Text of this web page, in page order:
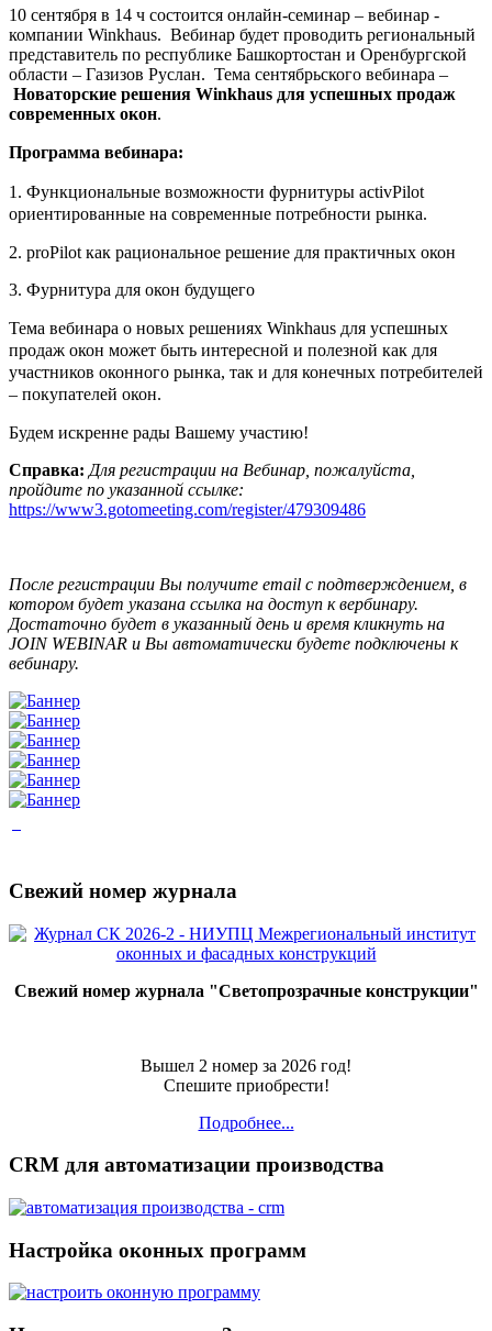
10 сентября в 14 ч состоится онлайн-семинар – вебинар -
компании Winkhaus. Вебинар будет проводить региональный
представитель по республике Башкортостан и Оренбургской
области – Газизов Руслан. Тема сентябрьского вебинара –
Новаторские решения Winkhaus для успешных продаж
современных окон.
Программа вебинара:
1. Функциональные возможности фурнитуры activPilot
ориентированные на современные потребности рынка.
2. proPilot как рациональное решение для практичных окон
3. Фурнитура для окон будущего
Тема вебинара о новых решениях Winkhaus для успешных
продаж окон может быть интересной и полезной как для
участников оконного рынка, так и для конечных потребителей
– покупателей окон.
Будем искренне рады Вашему участию!
Справка: Для регистрации на Вебинар, пожалуйста,
пройдите по указанной ссылке:
https://www3.gotomeeting.com/register/479309486
После регистрации Вы получите email с подтверждением, в
котором будет указана ссылка на доступ к вербинару.
Достаточно будет в указанный день и время кликнуть на
JOIN WEBINAR и Вы автоматически будете подключены к
вебинару.
Свежий номер журнала
Свежий номер журнала "Светопрозрачные конструкции"
Вышел 2 номер за 2026 год!
Спешите приобрести!
Подробнее...
CRM для автоматизации производства
Настройка оконных программ